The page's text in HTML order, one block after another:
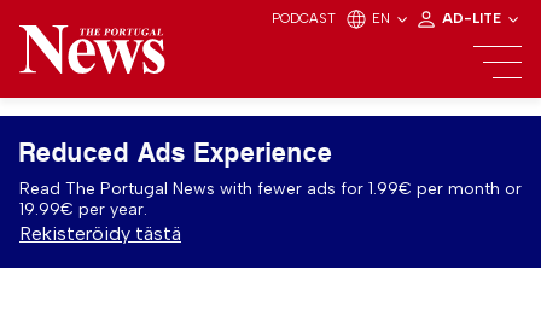
PODCAST EN AD-LITE
Reduced Ads Experience
Read The Portugal News with fewer ads for 1.99€ per month or
19.99€ per year.
Rekisteröidy tästä